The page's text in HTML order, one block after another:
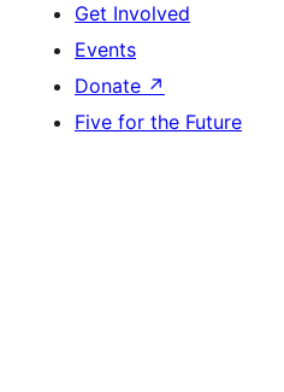
Get Involved
Events
Donate ↗
Five for the Future